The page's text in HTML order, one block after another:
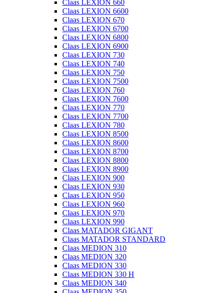
Claas LEXION 660
Claas LEXION 6600
Claas LEXION 670
Claas LEXION 6700
Claas LEXION 6800
Claas LEXION 6900
Claas LEXION 730
Claas LEXION 740
Claas LEXION 750
Claas LEXION 7500
Claas LEXION 760
Claas LEXION 7600
Claas LEXION 770
Claas LEXION 7700
Claas LEXION 780
Claas LEXION 8500
Claas LEXION 8600
Claas LEXION 8700
Claas LEXION 8800
Claas LEXION 8900
Claas LEXION 900
Claas LEXION 930
Claas LEXION 950
Claas LEXION 960
Claas LEXION 970
Claas LEXION 990
Claas MATADOR GIGANT
Claas MATADOR STANDARD
Claas MEDION 310
Claas MEDION 320
Claas MEDION 330
Claas MEDION 330 H
Claas MEDION 340